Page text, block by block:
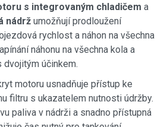
s integrovaným chladičem a
nádrž umožňují prodloužení
rychlost a náhon na všechna
náhonu na všechna kola a
dvojitým účinkem.
motoru usnadňuje přístup ke
filtru s ukazatelem nutnosti údržby.
paliva v nádrži a snadno přístupná